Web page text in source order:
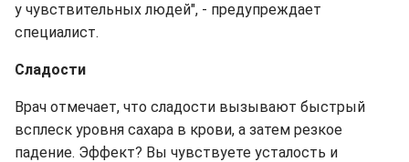
у чувствительных людей", - предупреждает
специалист.
Сладости
Врач отмечает, что сладости вызывают быстрый
всплеск уровня сахара в крови, а затем резкое
падение. Эффект? Вы чувствуете усталость и